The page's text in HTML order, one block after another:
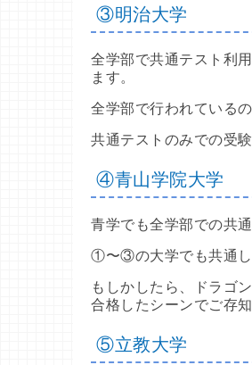
③明治大学
全学部で共通テスト利
ます。
全学部で行われている
共通テストのみでの受
④青山学院大学
青学でも全学部での共
①〜③の大学でも共通し
もしかしたら、ドラゴ
合格したシーンでご存
⑤立教大学